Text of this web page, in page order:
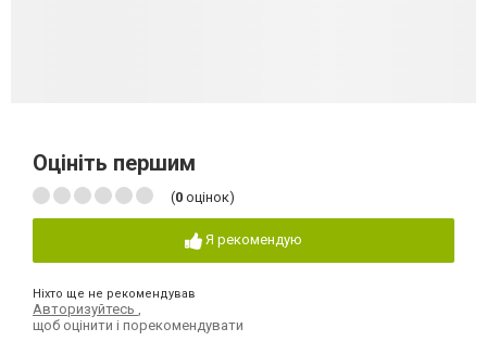
Оцініть першим
(0 оцінок)
Я рекомендую
Ніхто ще не рекомендував
Авторизуйтесь
щоб оцінити і порекомендувати